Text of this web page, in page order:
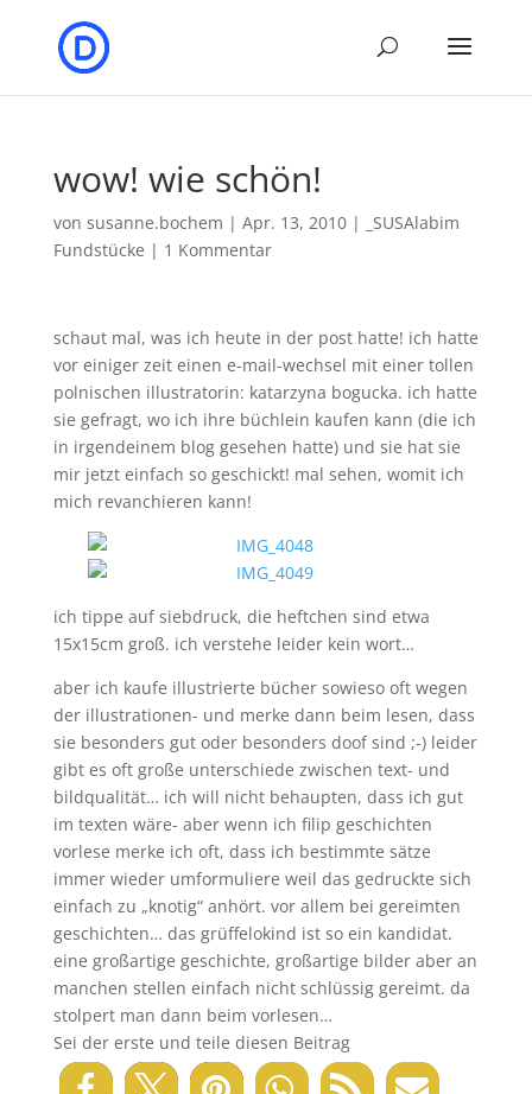
wow! wie schön!
von susanne.bochem | Apr. 13, 2010|
_SUSAlabim
Fundstücke | 1 Kommentar
schaut mal, was ich heute in der post hatte! ich hatte
vor einiger zeit einen e-mail-wechsel mit einer tollen
polnischen illustratorin: katarzyna bogucka. ich hatte
sie gefragt, wo ich ihre büchlein kaufen kann (die ich
in irgendeinem blog gesehen hatte) und sie hat sie
mir jetzt einfach so geschickt! mal sehen, womit ich
mich revanchieren kann!
ich tippe auf siebdruck, die heftchen sind etwa
15x15cm groß. ich verstehe leider kein wort…
aber ich kaufe illustrierte bücher sowieso oft wegen
der illustrationen- und merke dann beim lesen, dass
sie besonders gut oder besonders doof sind ;-) leider
gibt es oft große unterschiede zwischen text- und
bildqualität… ich will nicht behaupten, dass ich gut
im texten wäre- aber wenn ich filip geschichten
vorlese merke ich oft, dass ich bestimmte sätze
immer wieder umformuliere weil das gedruckte sich
einfach zu „knotig“ anhört. vor allem bei gereimten
geschichten… das grüffelokind ist so ein kandidat.
eine großartige geschichte, großartige bilder aber an
manchen stellen einfach nicht schlüssig gereimt. da
stolpert man dann beim vorlesen…
Sei der erste und teile diesen Beitrag